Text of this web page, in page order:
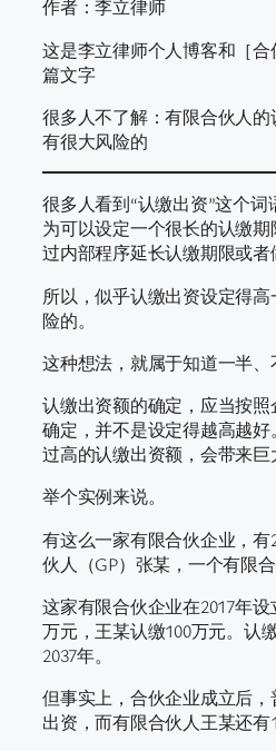
作者：李立律师
这是李立律师个人博客和［
篇文字
很多人不了解：有限合伙人
有很大风险的
很多人看到“认缴出资”这个
为可以设定一个很长的认缴
过内部程序延长认缴期限或者
所以，似乎认缴出资设定得
险的。
这种想法，就属于知道一半、
认缴出资额的确定，应当按
确定，并不是设定得越高越
过高的认缴出资额，会带来巨
举个实例来说。
有这么一家有限合伙企业，
伙人（GP）张某，一个有限合
这家有限合伙企业在2017年
万元，王某认缴100万元。认
2037年。
但事实上，合伙企业成立后
出资，而有限合伙人王某还有